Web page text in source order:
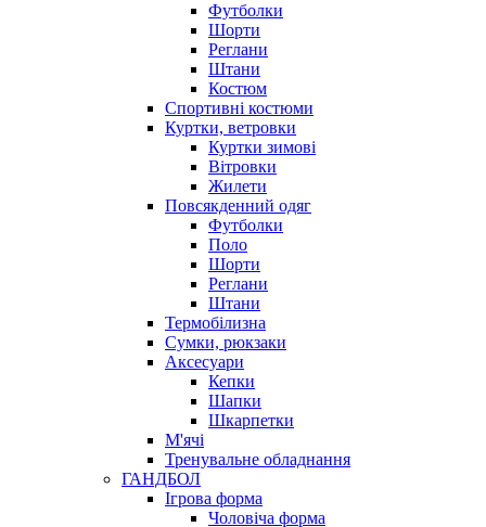
Футболки
Шорти
Реглани
Штани
Костюм
Спортивні костюми
Куртки, ветровки
Куртки зимові
Вітровки
Жилети
Повсякденний одяг
Футболки
Поло
Шорти
Реглани
Штани
Термобілизна
Сумки, рюкзаки
Аксесуари
Кепки
Шапки
Шкарпетки
М'ячі
Тренувальне обладнання
ГАНДБОЛ
Ігрова форма
Чоловіча форма